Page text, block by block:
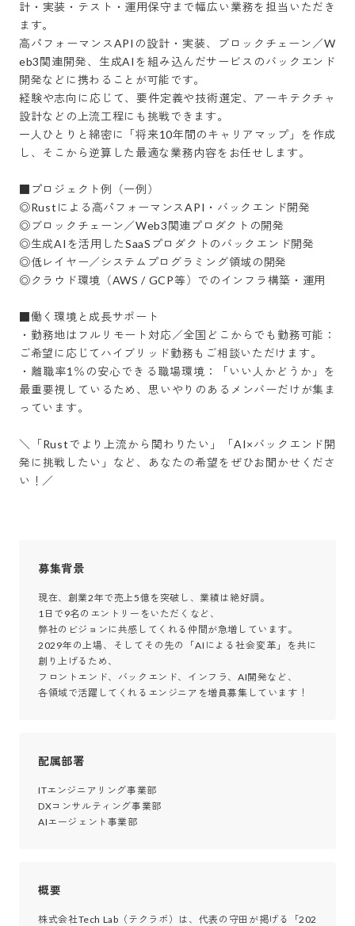
計・実装・テスト・運用保守まで幅広い業務を担当いただき
ます。
高パフォーマンスAPIの設計・実装、ブロックチェーン／W
eb3関連開発、生成AIを組み込んだサービスのバックエンド
開発などに携わることが可能です。
経験や志向に応じて、要件定義や技術選定、アーキテクチャ
設計などの上流工程にも挑戦できます。
一人ひとりと綿密に「将来10年間のキャリアマップ」を作成
し、そこから逆算した最適な業務内容をお任せします。
■プロジェクト例（一例）
◎Rustによる高パフォーマンスAPI・バックエンド開発
◎ブロックチェーン／Web3関連プロダクトの開発
◎生成AIを活用したSaaSプロダクトのバックエンド開発
◎低レイヤー／システムプログラミング領域の開発
◎クラウド環境（AWS / GCP等）でのインフラ構築・運用
■働く環境と成長サポート
・勤務地はフルリモート対応／全国どこからでも勤務可能：
ご希望に応じてハイブリッド勤務もご相談いただけます。
・離職率1％の安心できる職場環境：「いい人かどうか」を
最重要視しているため、思いやりのあるメンバーだけが集ま
っています。
＼「Rustでより上流から関わりたい」「AI×バックエンド開
発に挑戦したい」など、あなたの希望をぜひお聞かせくださ
い！／
募集背景
現在、創業2年で売上5億を突破し、業績は絶好調。
1日で9名のエントリーをいただくなど、
弊社のビジョンに共感してくれる仲間が急増しています。
2029年の上場、そしてその先の「AIによる社会変革」を共に
創り上げるため、
フロントエンド、バックエンド、インフラ、AI開発など、
各領域で活躍してくれるエンジニアを増員募集しています！
配属部署
ITエンジニアリング事業部
DXコンサルティング事業部
AIエージェント事業部
概要
株式会社Tech Lab（テクラボ）は、代表の守田が掲げる「202